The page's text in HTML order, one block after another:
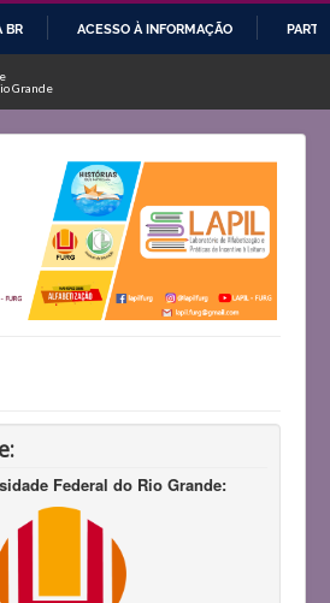
O
CONTEÚDO
BR ACESSO À INFORMAÇÃO
Grande
Federal do Rio Grande: